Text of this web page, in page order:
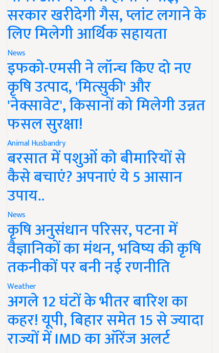
सरकार खरीदेगी गैस, प्लांट लगाने के
लिए मिलेगी आर्थिक सहायता
News
इफको-एमसी ने लॉन्च किए दो नए
कृषि उत्पाद, 'मित्सुकी' और
'नेक्सावेट', किसानों को मिलेगी उन्नत
फसल सुरक्षा!
Animal Husbandry
बरसात में पशुओं को बीमारियों से
कैसे बचाएं? अपनाएं ये 5 आसान
उपाय..
News
कृषि अनुसंधान परिसर, पटना में
वैज्ञानिकों का मंथन, भविष्य की कृषि
तकनीकों पर बनी नई रणनीति
Weather
अगले 12 घंटों के भीतर बारिश का
कहर! यूपी, बिहार समेत 15 से ज्यादा
राज्यों में IMD का ऑरेंज अलर्ट